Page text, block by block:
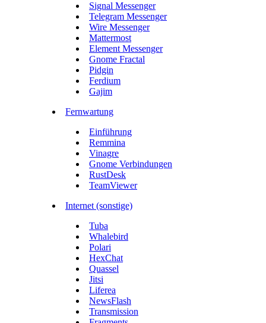
Signal Messenger
Telegram Messenger
Wire Messenger
Mattermost
Element Messenger
Gnome Fractal
Pidgin
Ferdium
Gajim
Fernwartung
Einführung
Remmina
Vinagre
Gnome Verbindungen
RustDesk
TeamViewer
Internet (sonstige)
Tuba
Whalebird
Polari
HexChat
Quassel
Jitsi
Liferea
NewsFlash
Transmission